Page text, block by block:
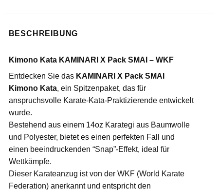
BESCHREIBUNG
Kimono Kata KAMINARI X Pack SMAI – WKF
Entdecken Sie das KAMINARI X Pack SMAI
Kimono Kata, ein Spitzenpaket, das für
anspruchsvolle Karate-Kata-Praktizierende entwickelt
wurde.
Bestehend aus einem 14oz Karategi aus Baumwolle
und Polyester, bietet es einen perfekten Fall und
einen beeindruckenden “Snap”-Effekt, ideal für
Wettkämpfe.
Dieser Karateanzug ist von der WKF (World Karate
Federation) anerkannt und entspricht den